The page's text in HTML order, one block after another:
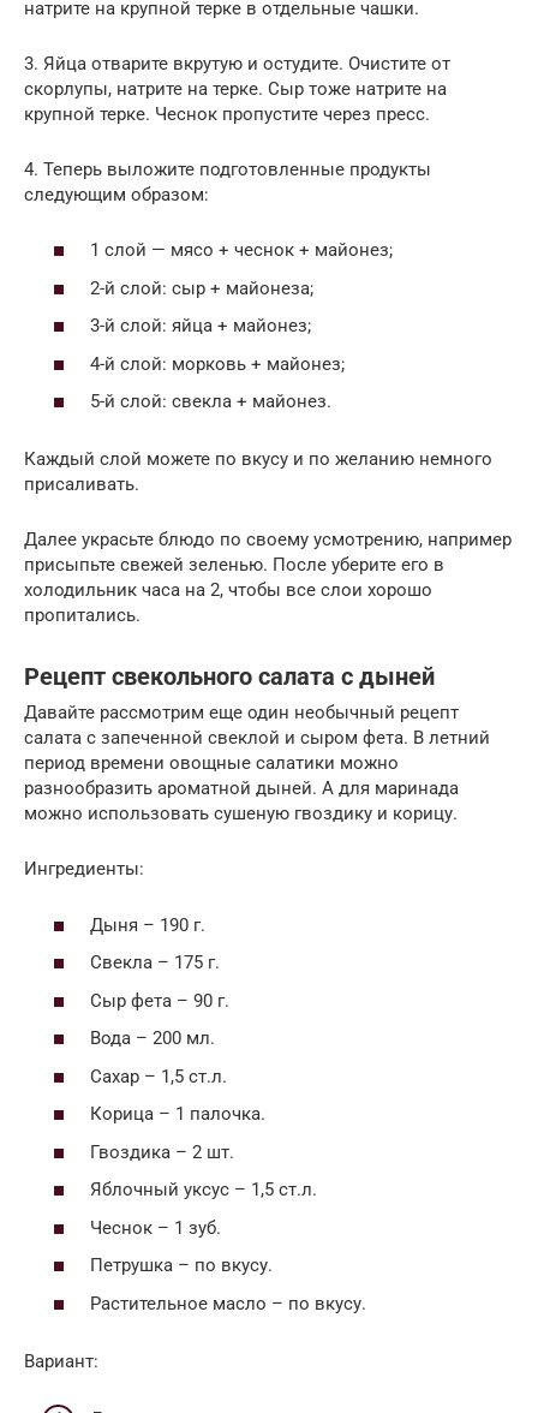
натрите на крупной терке в отдельные чашки.
3. Яйца отварите вкрутую и остудите. Очистите от
скорлупы, натрите на терке. Сыр тоже натрите на
крупной терке. Чеснок пропустите через пресс.
4. Теперь выложите подготовленные продукты
следующим образом:
1 слой — мясо + чеснок + майонез;
2-й слой: сыр + майонеза;
3-й слой: яйца + майонез;
4-й слой: морковь + майонез;
5-й слой: свекла + майонез.
Каждый слой можете по вкусу и по желанию немного
присаливать.
Далее украсьте блюдо по своему усмотрению, например
присыпьте свежей зеленью. После уберите его в
холодильник часа на 2, чтобы все слои хорошо
пропитались.
Рецепт свекольного салата с дыней
Давайте рассмотрим еще один необычный рецепт
салата с запеченной свеклой и сыром фета. В летний
период времени овощные салатики можно
разнообразить ароматной дыней. А для маринада
можно использовать сушеную гвоздику и корицу.
Ингредиенты:
Дыня – 190 г.
Свекла – 175 г.
Сыр фета – 90 г.
Вода – 200 мл.
Сахар – 1,5 ст.л.
Корица – 1 палочка.
Гвоздика – 2 шт.
Яблочный уксус – 1,5 ст.л.
Чеснок – 1 зуб.
Петрушка – по вкусу.
Растительное масло – по вкусу.
Вариант: